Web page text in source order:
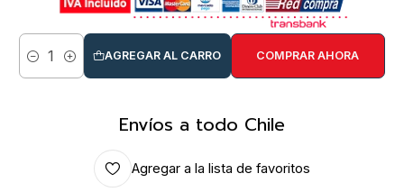
Cantidad
AGREGAR AL CARRO COMPRAR AHORA
Envíos a todo Chile
Agregar a la lista de favoritos